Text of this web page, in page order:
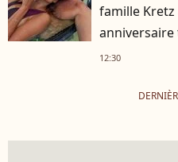
famille
12:30